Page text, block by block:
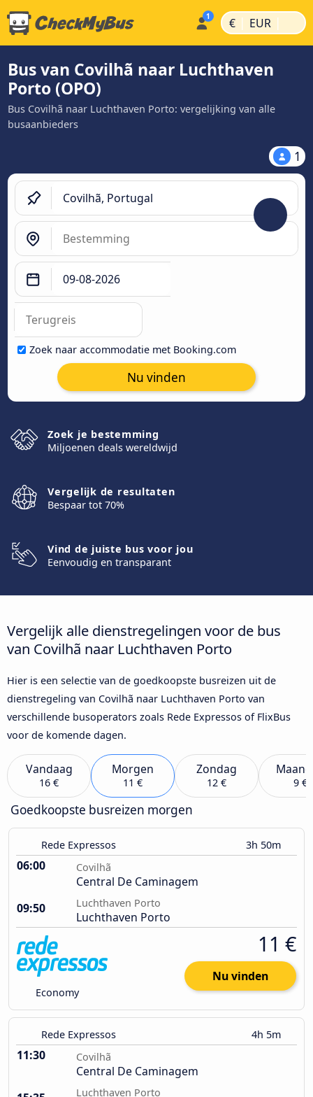
€ | EUR |
Bus van Covilhã naar Luchthaven
Porto (OPO)
Bus Covilhã naar Luchthaven Porto: vergelijking van alle
busaanbieders
1
Zoek naar accommodatie met Booking.com
Nu vinden
Zoek je bestemming
Miljoenen deals wereldwijd
Vergelijk de resultaten
Bespaar tot 70%
Vind de juiste bus voor jou
Eenvoudig en transparant
Vergelijk alle dienstregelingen voor de bus
van Covilhã naar Luchthaven Porto
Hier is een selectie van de goedkoopste busreizen uit de
dienstregeling van Covilhã naar Luchthaven Porto van
verschillende busoperators zoals Rede Expressos of FlixBus
voor de komende dagen.
Vandaag
16 €
Morgen
11 €
Zondag
12 € 9 €
Goedkoopste busreizen morgen
Rede Expressos 3h 50m
06:00 Covilhã
Central De Caminagem
09:50
Luchthaven Porto
Luchthaven Porto
Economy
11 €
Nu vinden
Rede Expressos 4h 5m
11:30 Covilhã
Central De Caminagem
Luchthaven Porto